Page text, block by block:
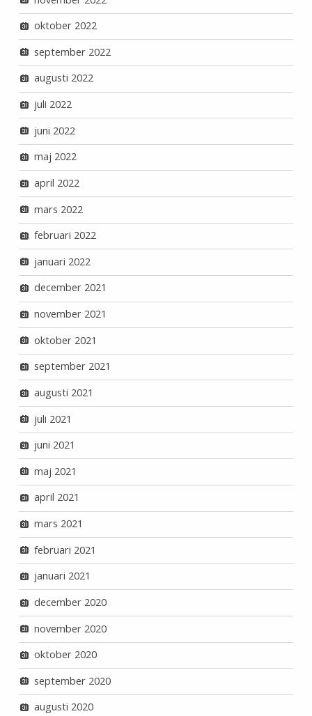
oktober 2022
september 2022
augusti 2022
juli 2022
juni 2022
maj 2022
april 2022
mars 2022
februari 2022
januari 2022
december 2021
november 2021
oktober 2021
september 2021
augusti 2021
juli 2021
juni 2021
maj 2021
april 2021
mars 2021
februari 2021
januari 2021
december 2020
november 2020
oktober 2020
september 2020
augusti 2020